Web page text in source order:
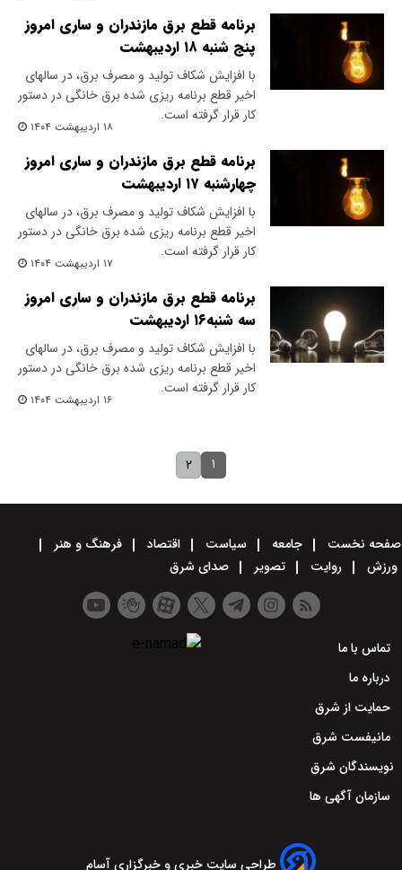
برنامه قطع برق مازندران و ساری امروز
پنج شنبه ۱۸ اردیبهشت
با افزایش شکاف تولید و مصرف برق، در سالهای
اخیر قطع برنامه ریزی شده برق خانگی در دستور
کار قرار گرفته است.
۱۸ اردیبهشت ۱۴۰۴
برنامه قطع برق مازندران و ساری امروز
چهارشنبه ۱۷ اردیبهشت
با افزایش شکاف تولید و مصرف برق، در سالهای
اخیر قطع برنامه ریزی شده برق خانگی در دستور
کار قرار گرفته است.
۱۷ اردیبهشت ۱۴۰۴
برنامه قطع برق مازندران و ساری امروز
سه شنبه۱۶ اردیبهشت
با افزایش شکاف تولید و مصرف برق، در سالهای
اخیر قطع برنامه ریزی شده برق خانگی در دستور
کار قرار گرفته است.
۱۶ اردیبهشت ۱۴۰۴
۱ ۲
صفحه نخست جامعه سیاست اقتصاد
فرهنگ و هنر
ورزش
روایت تصویر صدای شرق
تماس با ما
درباره ما
حمایت از شرق
مانیفست شرق
نویسندگان شرق
سازمان آگهی ها
طراحی سایت خبری و خبرگزاری آسام